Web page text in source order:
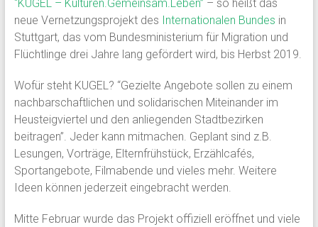
“KUGEL – Kulturen.Gemeinsam.Leben” – so heißt das
neue Vernetzungsprojekt des Internationalen Bundes in
Stuttgart, das vom Bundesministerium für Migration und
Flüchtlinge drei Jahre lang gefördert wird, bis Herbst 2019.
Wofür steht KUGEL? “Gezielte Angebote sollen zu einem
nachbarschaftlichen und solidarischen Miteinander im
Heusteigviertel und den anliegenden Stadtbezirken
beitragen”. Jeder kann mitmachen. Geplant sind z.B.
Lesungen, Vorträge, Elternfrühstück, Erzählcafés,
Sportangebote, Filmabende und vieles mehr. Weitere
Ideen können jederzeit eingebracht werden.
Mitte Februar wurde das Projekt offiziell eröffnet und viele